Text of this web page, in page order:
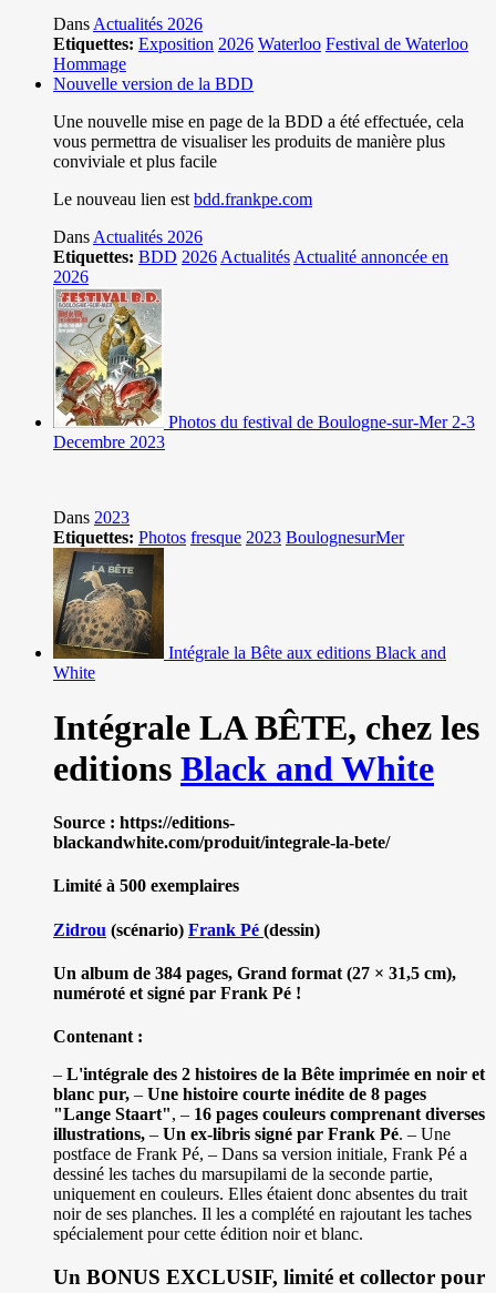
Dans Actualités 2026
Etiquettes: Exposition 2026 Waterloo Festival de Waterloo
Hommage
Nouvelle version de la BDD
Une nouvelle mise en page de la BDD a été effectuée, cela
vous permettra de visualiser les produits de manière plus
conviviale et plus facile
Le nouveau lien est bdd.frankpe.com
Dans Actualités 2026
Etiquettes: BDD 2026 Actualités Actualité annoncée en
2026
Photos du festival de Boulogne-sur-Mer 2-3
Decembre 2023
Dans 2023
Etiquettes: Photos fresque 2023 BoulognesurMer
Intégrale la Bête aux editions Black and
White
Intégrale LA BÊTE, chez les
editions Black and White
Source : https://editions-
blackandwhite.com/produit/integrale-la-bete/
Limité à 500 exemplaires
Zidrou (scénario) Frank Pé (dessin)
Un album de 384 pages, Grand format (27 × 31,5 cm),
numéroté et signé par Frank Pé !
Contenant :
– L'intégrale des 2 histoires de la Bête imprimée en noir et
blanc pur, – Une histoire courte inédite de 8 pages
"Lange Staart", – 16 pages couleurs comprenant diverses
illustrations, – Un ex-libris signé par Frank Pé. – Une
postface de Frank Pé, – Dans sa version initiale, Frank Pé a
dessiné les taches du marsupilami de la seconde partie,
uniquement en couleurs. Elles étaient donc absentes du trait
noir de ses planches. Il les a complété en rajoutant les taches
spécialement pour cette édition noir et blanc.
Un BONUS EXCLUSIF, limité et collector pour